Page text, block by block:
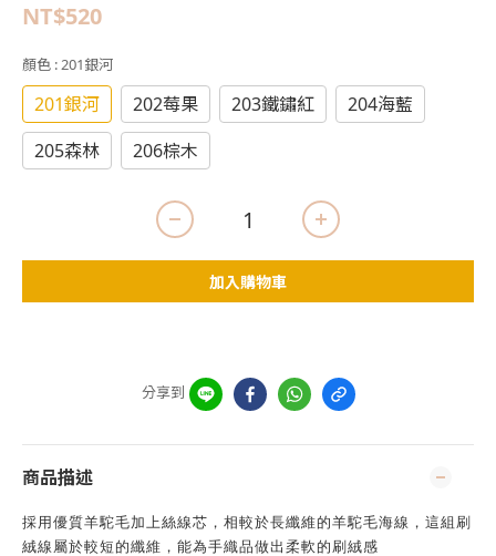
NT$520
顏色 : 201銀河
201銀河 202莓果 203鐵鏽紅
204海藍
205森林
206棕木
加入購物車
分享到
商品描述
採用優質羊駝毛加上絲線芯， 相較於長纖維的羊駝毛海線，這組刷
絨線屬於較短的纖維，能為手織品做出柔軟的刷絨感